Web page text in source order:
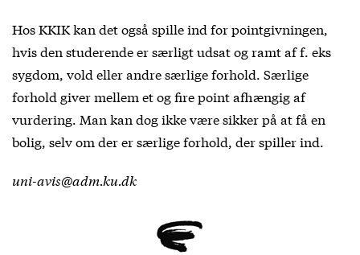
Hos KKIK kan det også spille ind for pointgivningen,
hvis den studerende er særligt udsat og ramt af f. eks
sygdom, vold eller andre særlige forhold. Særlige
forhold giver mellem et og fire point afhængig af
vurdering. Man kan dog ikke være sikker på at få en
bolig, selv om der er særlige forhold, der spiller ind.
uni-avis@adm.ku.dk